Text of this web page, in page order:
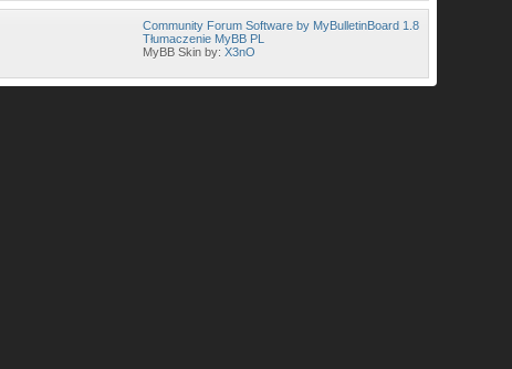
Community Forum Software by MyBulletinBoard 1.8
Tłumaczenie MyBB PL
MyBB Skin by:X3nO